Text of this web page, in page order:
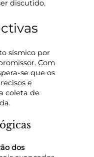
discutido.
sísmico por
Com
se que os
e
coleta de
dos